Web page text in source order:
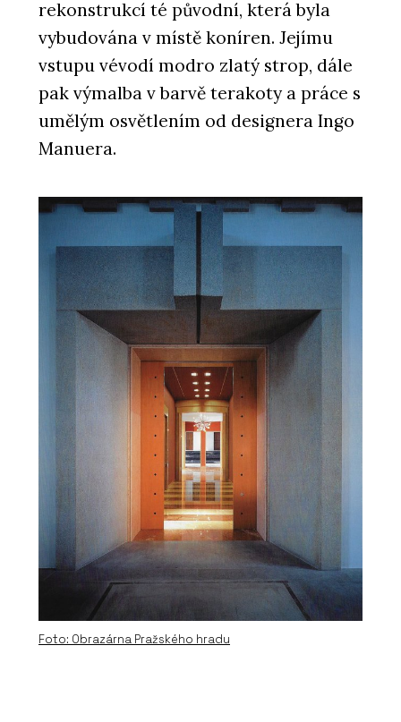
Vápenopískové tvárnice Silka - Xella
Podpora v průběhu realizace - Xella
PRODUKTY
Minerální izolační deska Multipor -
Xella
rekonstrukcí té původní, která byla
vybudována v místě koníren. Jejímu
vstupu vévodí modro zlatý strop, dále
pak výmalba v barvě terakoty a práce s
umělým osvětlením od designera Ingo
Manuera.
Foto: Obrazárna Pražského hradu